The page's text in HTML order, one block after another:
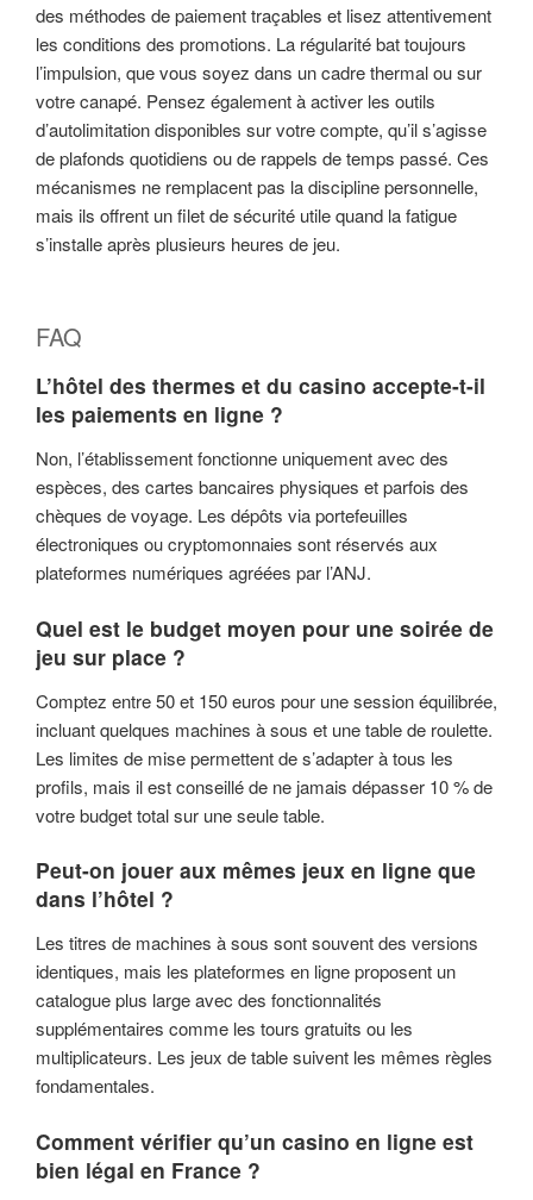
des méthodes de paiement traçables et lisez attentivement
les conditions des promotions. La régularité bat toujours
l’impulsion, que vous soyez dans un cadre thermal ou sur
votre canapé. Pensez également à activer les outils
d’autolimitation disponibles sur votre compte, qu’il s’agisse
de plafonds quotidiens ou de rappels de temps passé. Ces
mécanismes ne remplacent pas la discipline personnelle,
mais ils offrent un filet de sécurité utile quand la fatigue
s’installe après plusieurs heures de jeu.
FAQ
L’hôtel des thermes et du casino accepte-t-il
les paiements en ligne ?
Non, l’établissement fonctionne uniquement avec des
espèces, des cartes bancaires physiques et parfois des
chèques de voyage. Les dépôts via portefeuilles
électroniques ou cryptomonnaies sont réservés aux
plateformes numériques agréées par l’ANJ.
Quel est le budget moyen pour une soirée de
jeu sur place ?
Comptez entre 50 et 150 euros pour une session équilibrée,
incluant quelques machines à sous et une table de roulette.
Les limites de mise permettent de s’adapter à tous les
profils, mais il est conseillé de ne jamais dépasser 10 % de
votre budget total sur une seule table.
Peut-on jouer aux mêmes jeux en ligne que
dans l’hôtel ?
Les titres de machines à sous sont souvent des versions
identiques, mais les plateformes en ligne proposent un
catalogue plus large avec des fonctionnalités
supplémentaires comme les tours gratuits ou les
multiplicateurs. Les jeux de table suivent les mêmes règles
fondamentales.
Comment vérifier qu’un casino en ligne est
bien légal en France ?